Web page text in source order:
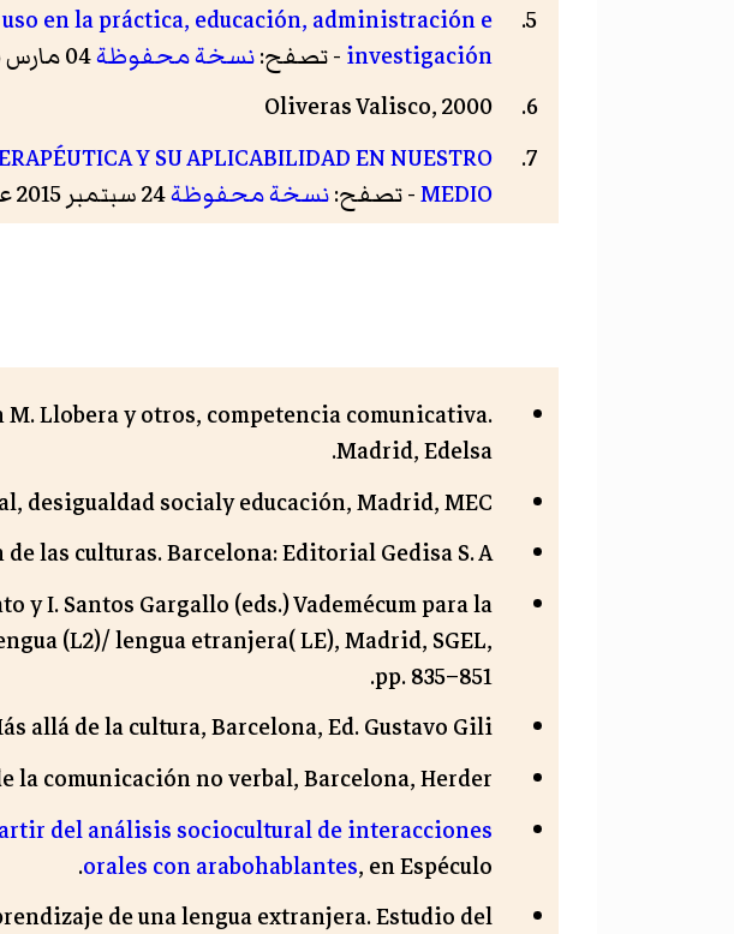
en la práctica, educación, administración e
investigación - تصفح:نسخة محفوظة04 مارس 2016 على موقع واي باك مشين.
Oliveras Valisco, 2000
Y SU APLICABILIDAD EN NUESTRO
MEDIO- تصفح:نسخة محفوظة24 سبتمبر 2015 على موقع واي باك مشين.
Llobera y otros, competencia comunicativa.
Madrid, Edelsa.
desigualdad socialy educación, Madrid, MEC.
las culturas. Barcelona: Editorial Gedisa S. A.
y I. Santos Gargallo (eds.) Vademécum para la
(L2)/ lengua etranjera( LE), Madrid, SGEL,
pp. 835–851.
allá de la cultura, Barcelona, Ed. Gustavo Gili.
la comunicación no verbal, Barcelona, Herder
del análisis sociocultural de interacciones
orales con arabohablantes, en Espéculo.
de una lengua extranjera. Estudio del